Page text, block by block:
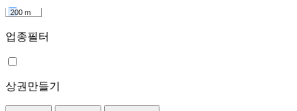
200 m
업종필터
상권만들기